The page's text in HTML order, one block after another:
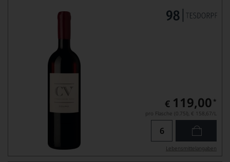
€ 119,00 *
pro Flasche (0.75l), € 158,67/L
Lebensmittel­angaben